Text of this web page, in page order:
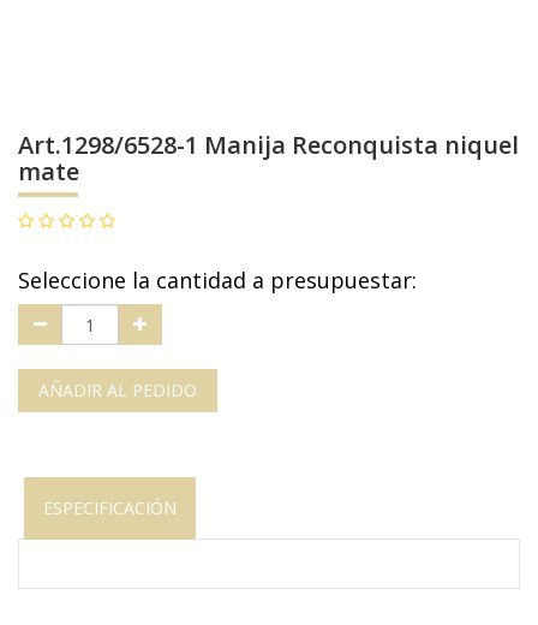
Art.1298/6528-1 Manija Reconquista niquel
mate
Seleccione la cantidad a presupuestar:
AÑADIR AL PEDIDO
ESPECIFICACIÓN